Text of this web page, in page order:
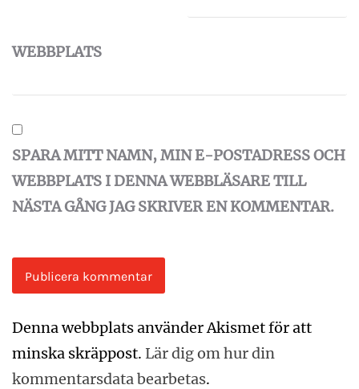
WEBBPLATS
SPARA MITT NAMN, MIN E-POSTADRESS OCH
WEBBPLATS I DENNA WEBBLÄSARE TILL
NÄSTA GÅNG JAG SKRIVER EN KOMMENTAR.
Denna webbplats använder Akismet för att
minska skräppost. Lär dig om hur din
kommentarsdata bearbetas.